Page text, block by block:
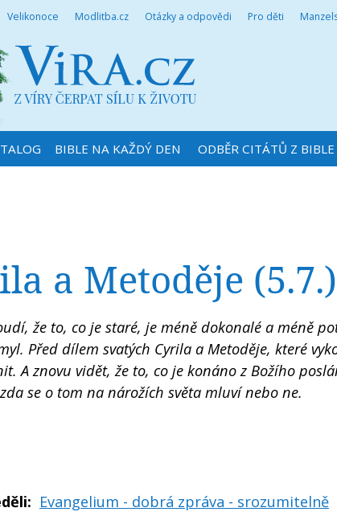
Velikonoce Modlitba.cz Otázky a odpovědi Pro děti
BIBLE NA KAŽDÝ DEN ODBĚR CITÁTŮ Z BIBLE
a Metoděje
že to, co je staré, je méně dokonalé a méně
Před dílem svatých Cyrila a Metoděje, které
A znovu vidět, že to, co je konáno z Božího
se o tom na nárožích světa mluví nebo ne.
Evangelium - dobrá zpráva - srozumitelně